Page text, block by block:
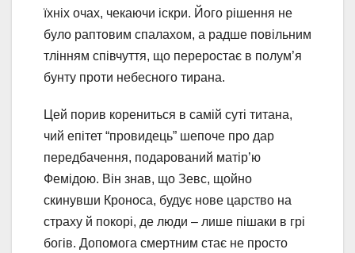
їхніх очах, чекаючи іскри. Його рішення не
було раптовим спалахом, а радше повільним
тлінням співчуття, що переростає в полум’я
бунту проти небесного тирана.
Цей порив корениться в самій суті титана,
чий епітет “провидець” шепоче про дар
передбачення, подарований матір’ю
Фемідою. Він знав, що Зевс, щойно
скинувши Кроноса, будує нове царство на
страху й покорі, де люди – лише пішаки в грі
богів. Допомога смертним стає не просто